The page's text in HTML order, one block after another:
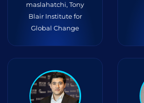
maslahatchi, Tony
Blair Institute for
Global Change